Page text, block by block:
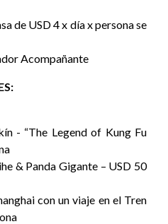
de USD 4 x día x persona se
Acompañante
- “The Legend of Kung Fu
& Panda Gigante – USD 50
con un viaje en el Tren